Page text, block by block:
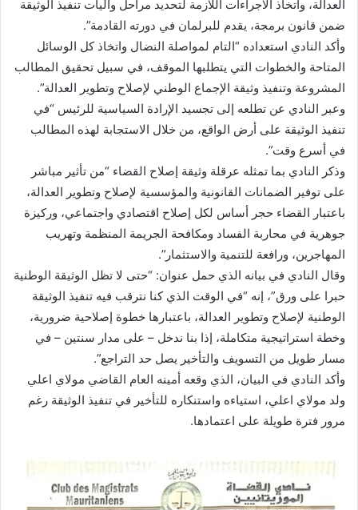
العدالة، واتخاذ الاجراءات اللازمة لتحديد مراحل وآليات تنفيذ الوثيقة
ضمن قانون برمجة، يقدم للبرلمان في دورته القادمة”.
وأكد النادي استعداده “التام لمواصلة النضال واتخاذ كل الوسائل
المتاحة والخطوات التي يتطلبها الموقف، في سبيل تحقيق المطالب
المشروعة وتنفيذ وثيقة الإجماع الوطني لإصلاح وتطوير العدالة”.
وعبر النادي عن تطلعه إلى تجسيد الإرادة السياسية للرئيس “في
تنفيذ الوثيقة على أرض الواقع، من خلال الاستجابة لهذه المطالب
في أسرع وقت”.
وذكر النادي بما تمثله عرقلة وثيقة إصلاح القضاء “من تأثير مباشر
على توفير الضمانات القانونية والمؤسسية لإصلاح وتطوير العدالة،
باعتبار القضاء حجر أساس لكل إصلاح اقتصادي واجتماعي، وركيزة
جوهرية في محاربة الفساد ومكافحة الجريمة المنظمة وتهريب
المهاجرين، ورافعة للتنمية والاستثمار”.
وقال النادي في بيانه الذي حمل عنوان: “حتى لا تظل الوثيقة الوطنية
حبرا على ورق”، إنه “في الوقت الذي كنا نترقب فيه تنفيذ الوثيقة
الوطنية لإصلاح وتطوير العدالة، باعتبارها خطوة إصلاحية ضرورية،
وخطة استراتيجية متكاملة، إذا بنا ندخل – على مدار سنتين – في
مسار طويل من التسويف والتأخير يصل حد التراجع”.
وأكد النادي في البيان، الذي وقعه أمينه العام القاضي مولاي اعلي
ولد مولاي اعلي، استياءه واستنكاره للتأخير في تنفيذ الوثيقة رغم
مرور فترة طويلة على اعتمادها.